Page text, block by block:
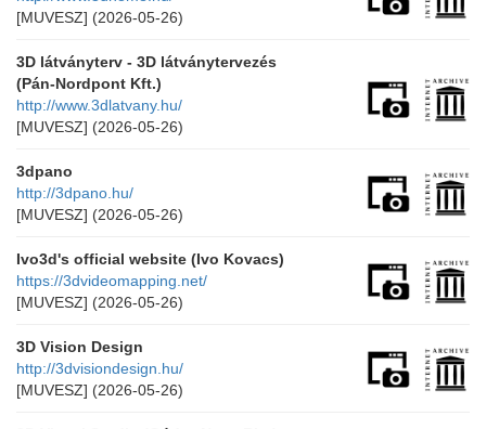
[MUVESZ] (2026-05-26)
3D látványterv - 3D látványtervezés
(Pán-Nordpont Kft.)
http://www.3dlatvany.hu/
[MUVESZ] (2026-05-26)
3dpano
http://3dpano.hu/
[MUVESZ] (2026-05-26)
Ivo3d's official website (Ivo Kovacs)
https://3dvideomapping.net/
[MUVESZ] (2026-05-26)
3D Vision Design
http://3dvisiondesign.hu/
[MUVESZ] (2026-05-26)